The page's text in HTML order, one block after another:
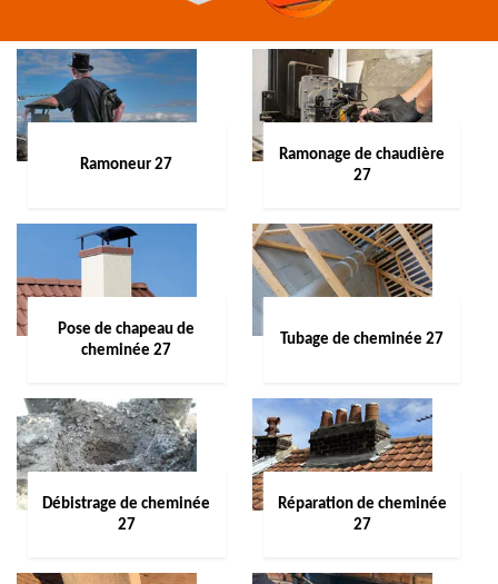
Ramoneur 27
Ramonage de chaudière
27
Pose de chapeau de
cheminée 27
Tubage de cheminée 27
Débistrage de cheminée
27
Réparation de cheminée
27